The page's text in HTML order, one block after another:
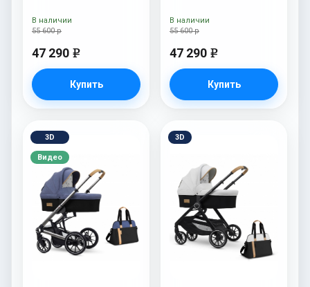
Sahara
55 600 р
47 290 e
Купить
В наличии
Grey
55 600 р
47 290 e
Купить
В наличии
3D
Видео
3D